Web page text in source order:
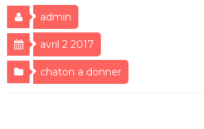
admin
avril 2 2017
chaton a donner